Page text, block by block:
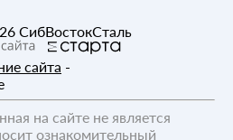
СибВостокСталь
сайта -
на сайте не является
ознакомительный